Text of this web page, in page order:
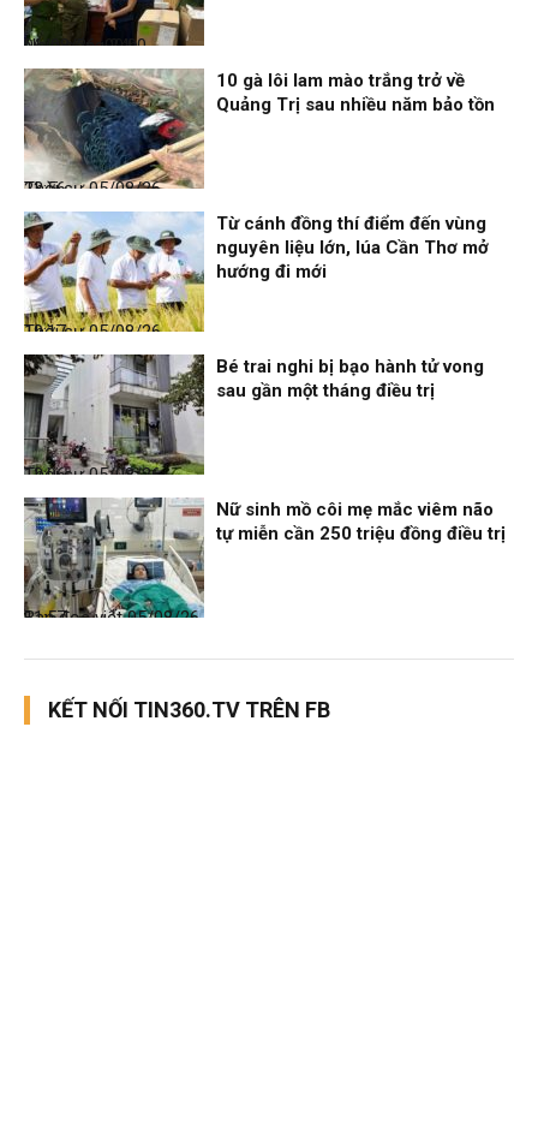
Nhịp sống 24h
06/08/26, 00:00
Thời sự
05/08/26, 23:56
10 gà lôi lam mào trắng trở về
Quảng Trị sau nhiều năm bảo tồn
Thời sự
05/08/26, 19:17
Từ cánh đồng thí điểm đến vùng
nguyên liệu lớn, lúa Cần Thơ mở
hướng đi mới
Thời sự
05/08/26, 12:06
Bé trai nghi bị bạo hành tử vong
sau gần một tháng điều trị
Bạn đọc viết
05/08/26, 11:57
Nữ sinh mồ côi mẹ mắc viêm não
tự miễn cần 250 triệu đồng điều trị
KẾT NỐI TIN360.TV TRÊN FB